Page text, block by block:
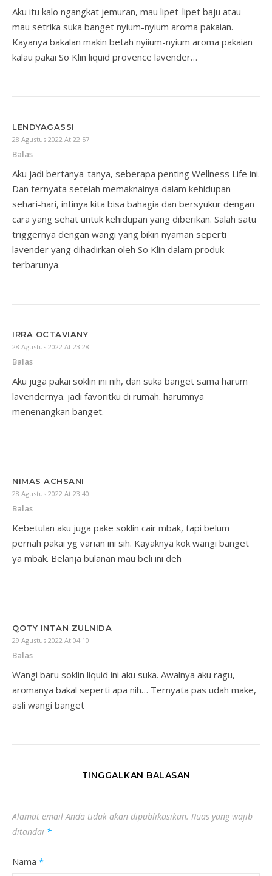
Aku itu kalo ngangkat jemuran, mau lipet-lipet baju atau
mau setrika suka banget nyium-nyium aroma pakaian.
Kayanya bakalan makin betah nyiium-nyium aroma pakaian
kalau pakai So Klin liquid provence lavender…
LENDYAGASSI
28 Agustus 2022 At 22:57
Balas
Aku jadi bertanya-tanya, seberapa penting Wellness Life ini.
Dan ternyata setelah memaknainya dalam kehidupan
sehari-hari, intinya kita bisa bahagia dan bersyukur dengan
cara yang sehat untuk kehidupan yang diberikan. Salah satu
triggernya dengan wangi yang bikin nyaman seperti
lavender yang dihadirkan oleh So Klin dalam produk
terbarunya.
IRRA OCTAVIANY
28 Agustus 2022 At 23:28
Balas
Aku juga pakai soklin ini nih, dan suka banget sama harum
lavendernya. jadi favoritku di rumah. harumnya
menenangkan banget.
NIMAS ACHSANI
28 Agustus 2022 At 23:40
Balas
Kebetulan aku juga pake soklin cair mbak, tapi belum
pernah pakai yg varian ini sih. Kayaknya kok wangi banget
ya mbak. Belanja bulanan mau beli ini deh
QOTY INTAN ZULNIDA
29 Agustus 2022 At 04:10
Balas
Wangi baru soklin liquid ini aku suka. Awalnya aku ragu,
aromanya bakal seperti apa nih… Ternyata pas udah make,
asli wangi banget
TINGGALKAN BALASAN
Alamat email Anda tidak akan dipublikasikan. Ruas yang wajib
ditandai *
Nama *